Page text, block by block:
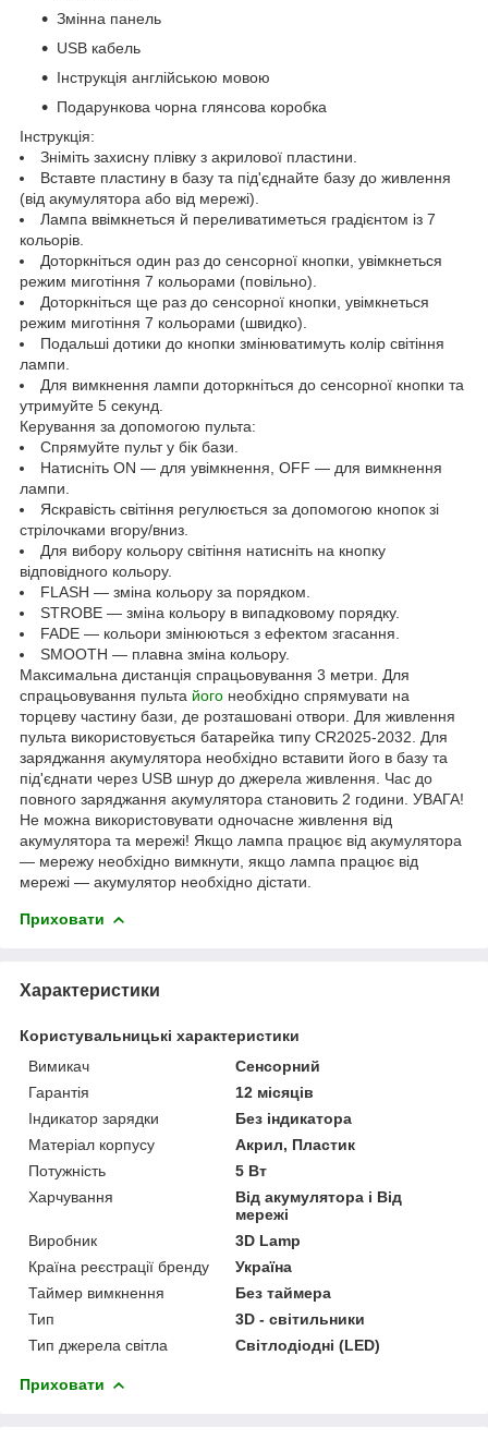
Змінна панель
USB кабель
Інструкція англійською мовою
Подарункова чорна глянсова коробка
Інструкція:
Зніміть захисну плівку з акрилової пластини.
Вставте пластину в базу та під'єднайте базу до живлення
(від акумулятора або від мережі).
Лампа ввімкнеться й переливатиметься градієнтом із 7
кольорів.
Доторкніться один раз до сенсорної кнопки, увімкнеться
режим миготіння 7 кольорами (повільно).
Доторкніться ще раз до сенсорної кнопки, увімкнеться
режим миготіння 7 кольорами (швидко).
Подальші дотики до кнопки змінюватимуть колір світіння
лампи.
Для вимкнення лампи доторкніться до сенсорної кнопки та
утримуйте 5 секунд.
Керування за допомогою пульта:
Спрямуйте пульт у бік бази.
Натисніть ON — для увімкнення, OFF — для вимкнення
лампи.
Яскравість світіння регулюється за допомогою кнопок зі
стрілочками вгору/вниз.
Для вибору кольору світіння натисніть на кнопку
відповідного кольору.
FLASH — зміна кольору за порядком.
STROBE — зміна кольору в випадковому порядку.
FADE — кольори змінюються з ефектом згасання.
SMOOTH — плавна зміна кольору.
Максимальна дистанція спрацьовування 3 метри. Для
спрацьовування пульта його необхідно спрямувати на
торцеву частину бази, де розташовані отвори. Для живлення
пульта використовується батарейка типу CR2025-2032. Для
заряджання акумулятора необхідно вставити його в базу та
під'єднати через USB шнур до джерела живлення. Час до
повного заряджання акумулятора становить 2 години. УВАГА!
Не можна використовувати одночасне живлення від
акумулятора та мережі! Якщо лампа працює від акумулятора
— мережу необхідно вимкнути, якщо лампа працює від
мережі — акумулятор необхідно дістати.
Приховати
Характеристики
Користувальницькі характеристики
Вимикач
Сенсорний
Гарантія
12 місяців
Індикатор зарядки
Без індикатора
Матеріал корпусу
Акрил, Пластик
Потужність
5 Вт
Харчування
Від акумулятора і Від
мережі
Виробник
3D Lamp
Країна реєстрації бренду
Україна
Таймер вимкнення
Без таймера
Тип
3D - світильники
Тип джерела світла
Світлодіодні (LED)
Приховати